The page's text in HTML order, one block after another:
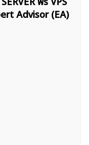
Advisor (EA)